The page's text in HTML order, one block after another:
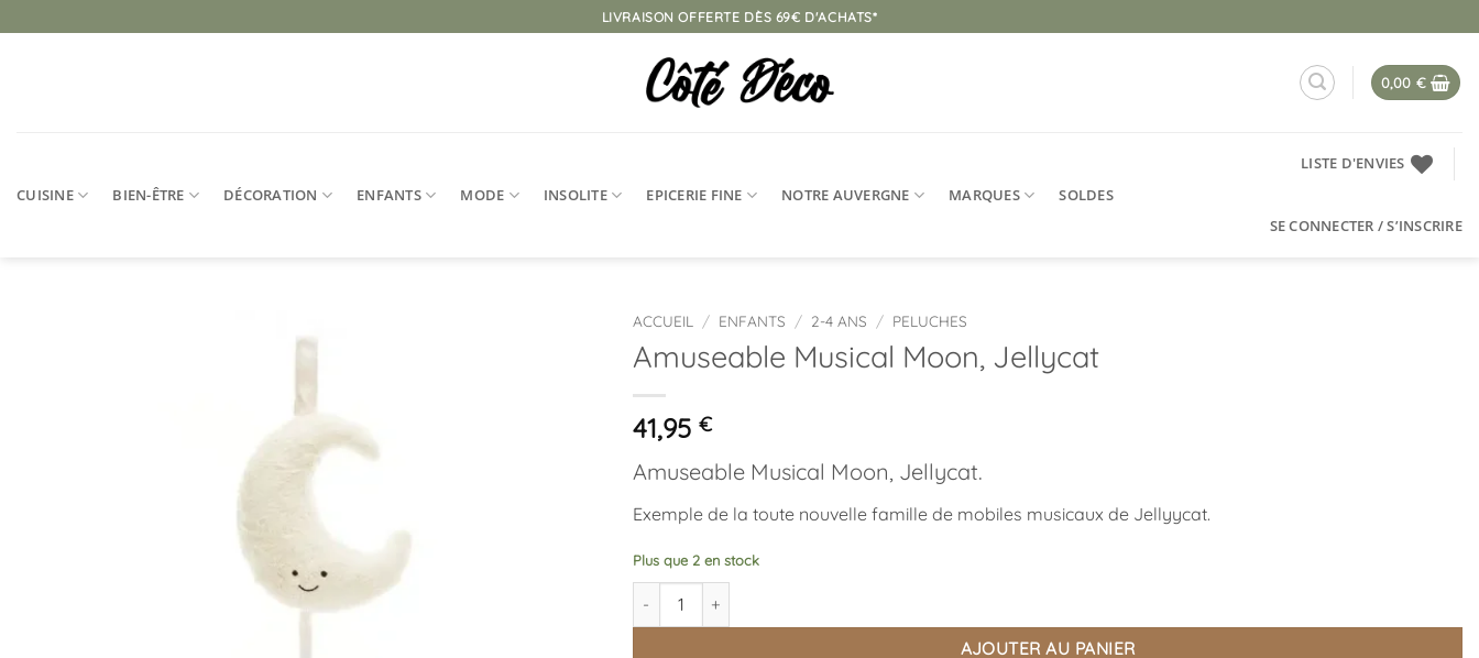
au
LIVRAISON OFFERTE DÈS 69€ D'ACHATS*
0,00 €
CUISINE BIEN-ÊTRE DÉCORATION ENFANTS MODE INSOLITE EPICERIE FINE NOTRE AUVERGNE MARQUES SOLDES
LISTE D'ENVIES
SE CONNECTER / S’INSCRIRE
ACCUEIL / ENFANTS / 2-4 ANS / PELUCHES
Amuseable Musical Moon, Jellycat
41,95 €
Amuseable Musical Moon, Jellycat.
Exemple de la toute nouvelle famille de mobiles musicaux de Jellyycat.
Plus que 2 en stock
quantité de Amuseable Musical Moon, Jellycat
AJOUTER AU PANIER